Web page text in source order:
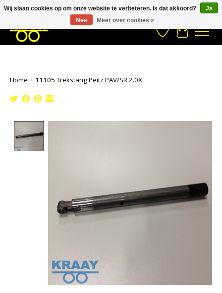
033- 2470 538 info@kraaybv.com Stuur een Whatsapp bericht
Verlanglijst
Home / 11105 Trekstang Peitz PAV/SR 2.0X
Wij slaan cookies op om onze website te verbeteren. Is dat akkoord?
Ja
Nee
Meer over cookies »